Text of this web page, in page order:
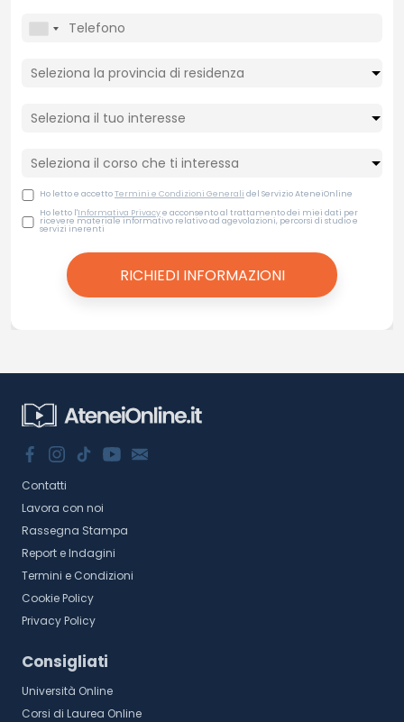
Ho letto e accettoTermini e Condizioni Generali del Servizio AteneiOnline
Ho letto l'Informativa Privacye acconsento al trattamento dei miei dati per
ricevere materiale informativo relativo ad agevolazioni, percorsi di studio e
servizi inerenti
Contatti
Lavora con noi
Rassegna Stampa
Report e Indagini
Termini e Condizioni
Cookie Policy
Privacy Policy
Consigliati
Università Online
Corsi di Laurea Online